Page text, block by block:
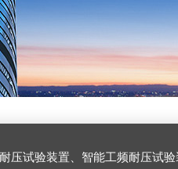
工频耐压试验装置、工频耐压试验装置、工频耐压试验仪、工频耐压试验台、高压耐压试